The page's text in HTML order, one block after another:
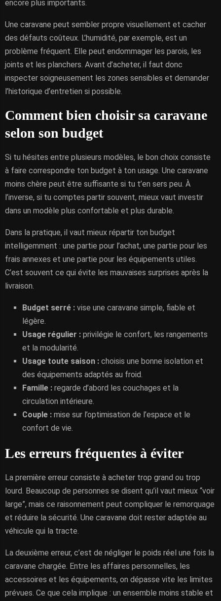
encore plus importants.
Une caravane peut sembler propre visuellement et cacher
des défauts coûteux. L’humidité, par exemple, est un
problème fréquent. Elle peut endommager les parois, les
joints et les planchers. Avant d’acheter, il faut donc
inspecter soigneusement les zones sensibles et demander
l’historique d’entretien si possible.
Comment bien choisir sa caravane
selon son budget
Si tu hésites entre plusieurs modèles, le bon choix consiste
à faire correspondre ton budget à ton usage. Une caravane
moins chère peut être suffisante si tu t’en sers peu. À
l’inverse, si tu comptes partir souvent, mieux vaut investir
dans un modèle plus confortable et plus durable.
Dans la pratique, il vaut mieux répartir ton budget
intelligemment : une partie pour l’achat, une partie pour les
frais annexes et une partie pour les équipements utiles.
C’est souvent ce qui évite les mauvaises surprises après la
livraison.
Budget serré : vise une caravane simple, fiable et
légère.
Usage régulier : privilégie le confort, les rangements
et la modularité.
Usage toute saison : choisis une bonne isolation et
des équipements adaptés au froid.
Famille : regarde d’abord les couchages et la
circulation intérieure.
Couple : mise sur l’optimisation de l’espace et le
confort de vie.
Les erreurs fréquentes à éviter
La première erreur consiste à acheter trop grand ou trop
lourd. Beaucoup de personnes se disent qu’il vaut mieux “voir
large”, mais ce raisonnement peut compliquer le remorquage
et réduire la sécurité. Une caravane doit rester adaptée au
véhicule qui la tracte.
La deuxième erreur, c’est de négliger le poids réel une fois la
caravane chargée. Entre les affaires personnelles, les
accessoires et les équipements, on dépasse vite les limites
prévues. Ce que cela implique : un ensemble moins stable et